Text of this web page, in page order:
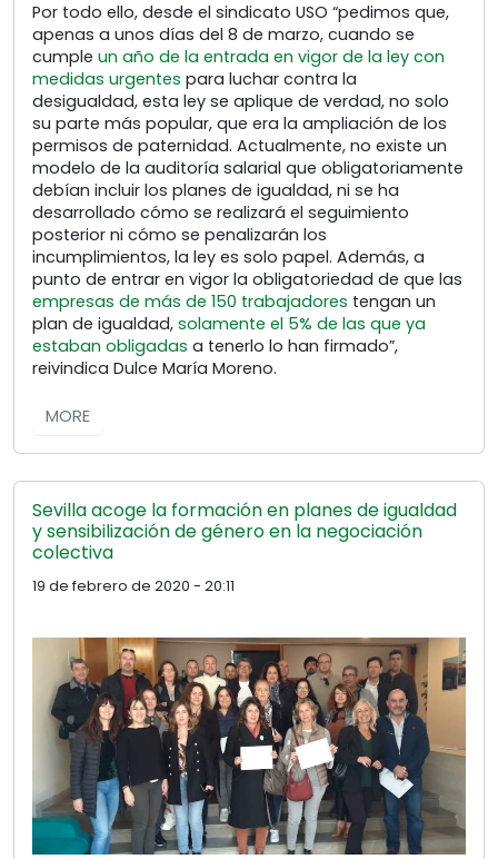
Por todo ello, desde el sindicato USO “pedimos que,
apenas a unos días del 8 de marzo, cuando se
cumple un año de la entrada en vigor de la ley con
medidas urgentes para luchar contra la
desigualdad, esta ley se aplique de verdad, no solo
su parte más popular, que era la ampliación de los
permisos de paternidad. Actualmente, no existe un
modelo de la auditoría salarial que obligatoriamente
debían incluir los planes de igualdad, ni se ha
desarrollado cómo se realizará el seguimiento
posterior ni cómo se penalizarán los
incumplimientos, la ley es solo papel. Además, a
punto de entrar en vigor la obligatoriedad de que las
empresas de más de 150 trabajadores tengan un
plan de igualdad, solamente el 5% de las que ya
estaban obligadas a tenerlo lo han firmado”,
reivindica Dulce María Moreno.
MORE
Sevilla acoge la formación en planes de igualdad
y sensibilización de género en la negociación
colectiva
19 de febrero de 2020 - 20:11